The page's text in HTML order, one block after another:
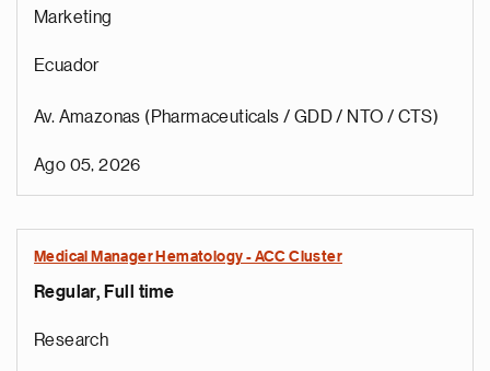
Marketing
Ecuador
Av. Amazonas (Pharmaceuticals / GDD / NTO / CTS)
Ago 05, 2026
Medical Manager Hematology - ACC Cluster
Regular, Full time
Research